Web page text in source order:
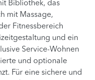
Bibliothek, das
mit Massage,
Fitnessbereich
und ein
Service-Wohnen
und optionale
Für eine sichere und